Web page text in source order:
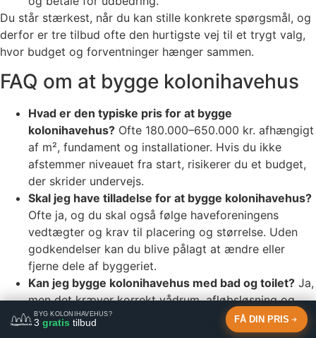
Du står stærkest, når du kan stille konkrete spørgsmål, og
derfor er tre tilbud ofte den hurtigste vej til et trygt valg,
hvor budget og forventninger hænger sammen.
FAQ om at bygge kolonihavehus
Hvad er den typiske pris for at bygge
kolonihavehus? Ofte 180.000–650.000 kr. afhængigt
af m², fundament og installationer. Hvis du ikke
afstemmer niveauet fra start, risikerer du et budget,
der skrider undervejs.
Skal jeg have tilladelse for at bygge kolonihavehus?
Ofte ja, og du skal også følge haveforeningens
vedtægter og krav til placering og størrelse. Uden
godkendelser kan du blive pålagt at ændre eller
fjerne dele af byggeriet.
Kan jeg bygge kolonihavehus med bad og toilet? Ja,
men det kræver korrekt vådrum, afløbsløsning og
typisk autoriseret VVS. Hvis det udføres forkert, kan
BYG KOLONIHAVEHUS?
3gratis tilbud FÅ DIN PRIS